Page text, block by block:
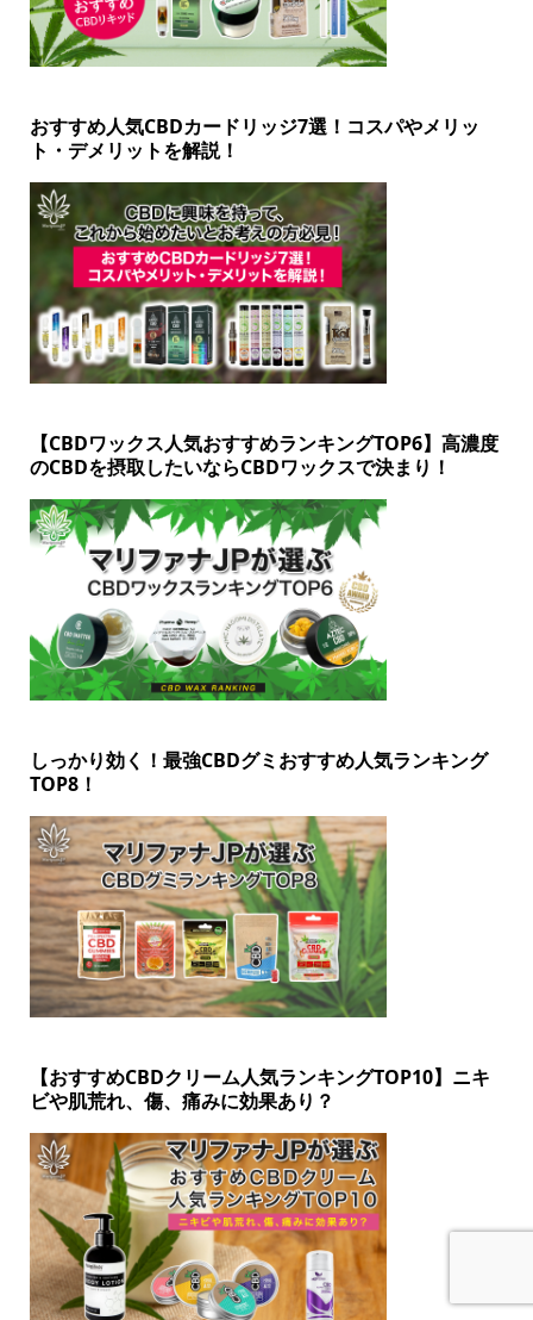
おすすめ人気CBDカードリッジ7選！コスパやメリッ
ト・デメリットを解説！
【CBDワックス人気おすすめランキングTOP6】高濃度
のCBDを摂取したいならCBDワックスで決まり！
しっかり効く！最強CBDグミおすすめ人気ランキング
TOP8！
【おすすめCBDクリーム人気ランキングTOP10】ニキ
ビや肌荒れ、傷、痛みに効果あり？